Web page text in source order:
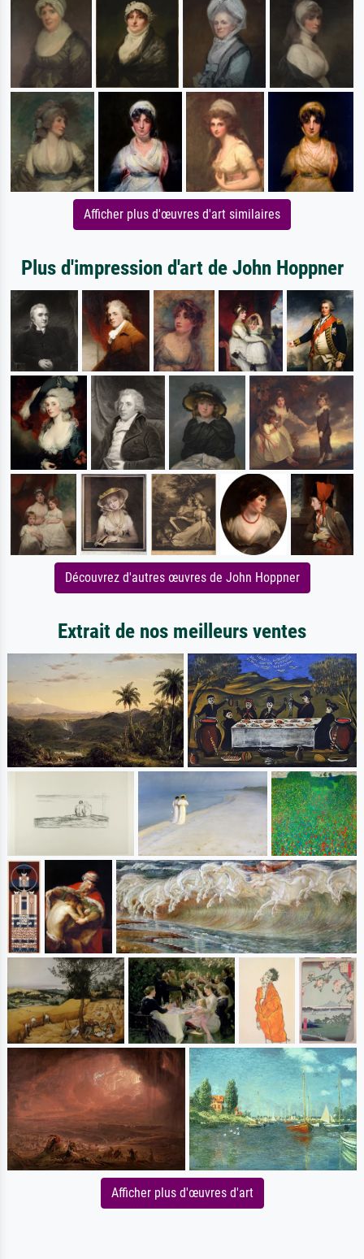
Afficher plus d'œuvres d'art similaires
Plus d'impression d'art de John Hoppner
Découvrez d'autres œuvres de John Hoppner
Extrait de nos meilleurs ventes
Afficher plus d'œuvres d'art